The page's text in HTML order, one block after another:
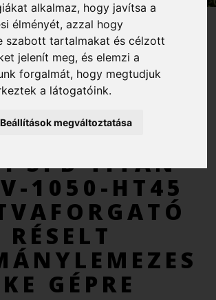
alkalmaz, hogy javítsa a
élményét, azzal hogy
szabott tartalmakat és célzott
jelenít meg, és elemzi a
forgalmát, hogy megtudjuk
a látogatóink.
Beállítások megváltoztatása
SPB TITÁN-
1050-HT45
RÉSELT
GÉPRE